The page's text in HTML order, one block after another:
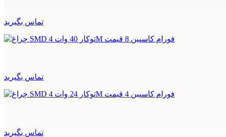
تماس بگیرید
تماس بگیرید
تماس بگیرید